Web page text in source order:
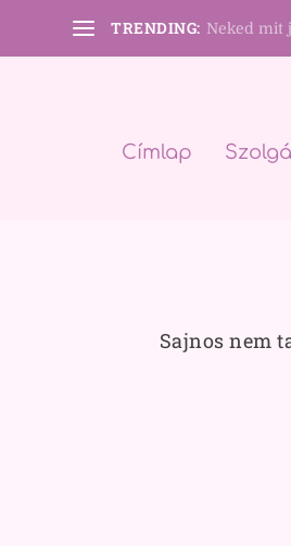
TRENDING: Neked mit
Címlap
Sajnos nem